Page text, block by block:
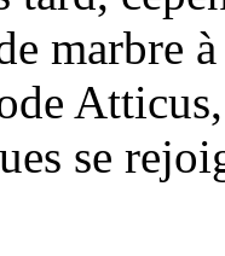
marbre
se